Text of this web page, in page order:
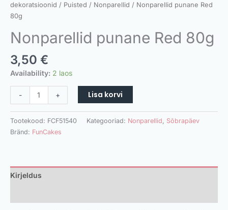
dekoratsioonid / Puisted / Nonparellid / Nonparellid punane Red
80g
Nonparellid punane Red 80g
3,50 €
Availability: 2 laos
- + Lisa korvi
Tootekood: FCF51540 Kategooriad: Nonparellid
Sõbrapäev
Bränd: FunCakes
Kirjeldus